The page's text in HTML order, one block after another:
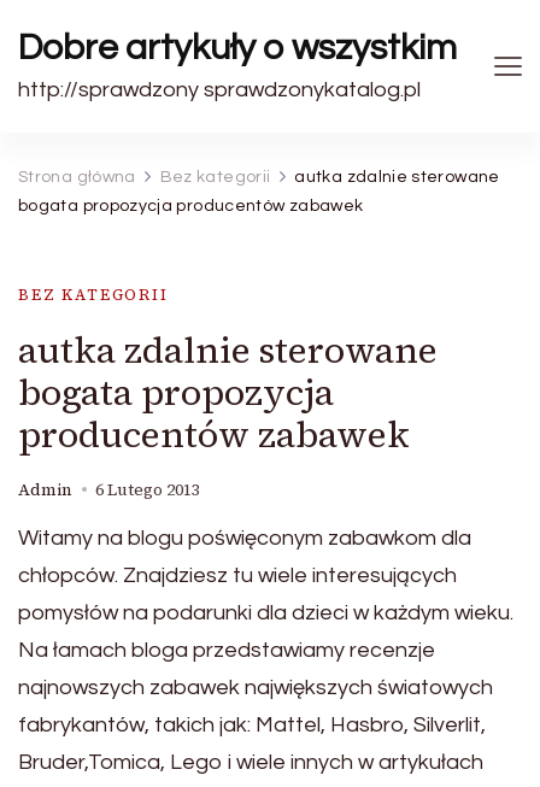
Dobre artykuły o wszystkim
http://sprawdzony sprawdzonykatalog.pl
Strona główna Bez kategorii
autka zdalnie sterowane
bogata propozycja producentów zabawek
BEZ KATEGORII
autka zdalnie sterowane
bogata propozycja
producentów zabawek
Admin 6 Lutego 2013
Witamy na blogu poświęconym zabawkom dla
chłopców. Znajdziesz tu wiele interesujących
pomysłów na podarunki dla dzieci w każdym wieku.
Na łamach bloga przedstawiamy recenzje
najnowszych zabawek największych światowych
fabrykantów, takich jak: Mattel, Hasbro, Silverlit,
Bruder,Tomica, Lego i wiele innych w artykułach